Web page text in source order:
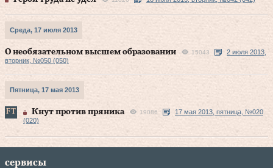
Среда, 17 июля 2013
О необязательном высшем образовании 15043
2 июля 2013,
вторник, №050 (050)
Пятница, 17 мая 2013
Кнут против пряника 19086
17 мая 2013, пятница, №020
(020)
сервисы